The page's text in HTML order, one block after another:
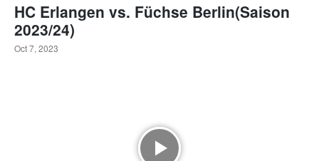
HC Erlangen vs. Füchse Berlin(Saison
2023/24)
Oct 7, 2023